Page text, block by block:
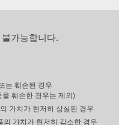
가능합니다.
는 훼손된 경우
훼손한 경우는 제외)
가치가 현저히 상실된 경우
가치가 현저히 감소한 경우